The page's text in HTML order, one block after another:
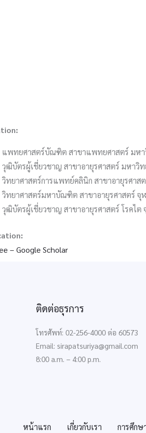
แพทยศาสตร์บัณฑิต สาขาแพทยศาสตร์ มหา
วุฒิบัตรผู้เชี่ยวชาญ สาขาอายุรศาสตร์ มหาวิ
วิทยาศาสตร์การแพทย์คลินิก สาขาอายุรศา
วิทยาศาสตร์มหาบัณฑิต สาขาอายุรศาสตร์
วุฒิบัตรผู้เชี่ยวชาญ สาขาอายุรศาสตร์ โรคไ
– ‪Google Scholar‬
ติดต่อธุรการ
โทรศัพท์: 02-256-4000 ต่อ 60573
Email: sirapatsuriya@gmail.com
8:00 a.m. – 4:00 p.m.
หน้าแรก เกี่ยวกับเรา การศึกษ